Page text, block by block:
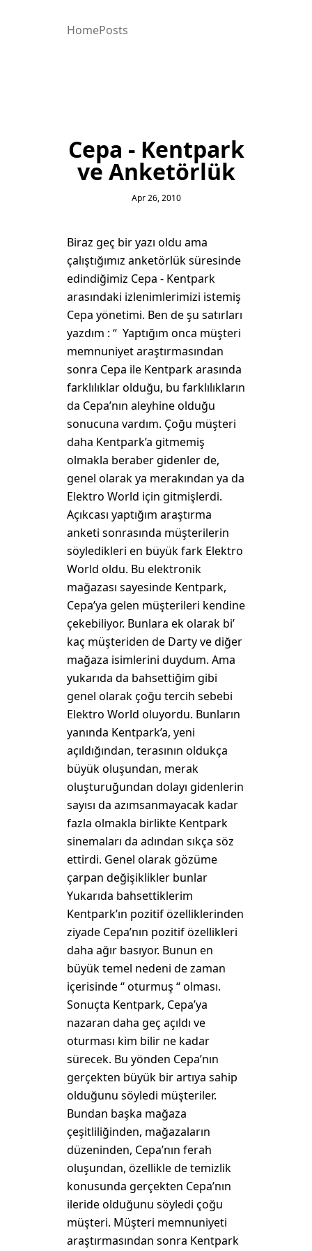
HomePosts
Cepa - Kentpark
ve Anketörlük
Apr 26, 2010
Biraz geç bir yazı oldu ama
çalıştığımız anketörlük süresinde
edindiğimiz Cepa - Kentpark
arasındaki izlenimlerimizi istemiş
Cepa yönetimi. Ben de şu satırları
yazdım : “ Yaptığım onca müşteri
memnuniyet araştırmasından
sonra Cepa ile Kentpark arasında
farklılıklar olduğu, bu farklılıkların
da Cepa’nın aleyhine olduğu
sonucuna vardım. Çoğu müşteri
daha Kentpark’a gitmemiş
olmakla beraber gidenler de,
genel olarak ya merakından ya da
Elektro World için gitmişlerdi.
Açıkcası yaptığım araştırma
anketi sonrasında müşterilerin
söyledikleri en büyük fark Elektro
World oldu. Bu elektronik
mağazası sayesinde Kentpark,
Cepa’ya gelen müşterileri kendine
çekebiliyor. Bunlara ek olarak bi’
kaç müşteriden de Darty ve diğer
mağaza isimlerini duydum. Ama
yukarıda da bahsettiğim gibi
genel olarak çoğu tercih sebebi
Elektro World oluyordu. Bunların
yanında Kentpark’a, yeni
açıldığından, terasının oldukça
büyük oluşundan, merak
oluşturuğundan dolayı gidenlerin
sayısı da azımsanmayacak kadar
fazla olmakla birlikte Kentpark
sinemaları da adından sıkça söz
ettirdi. Genel olarak gözüme
çarpan değişiklikler bunlar
Yukarıda bahsettiklerim
Kentpark’ın pozitif özelliklerinden
ziyade Cepa’nın pozitif özellikleri
daha ağır basıyor. Bunun en
büyük temel nedeni de zaman
içerisinde “ oturmuş “ olması.
Sonuçta Kentpark, Cepa’ya
nazaran daha geç açıldı ve
oturması kim bilir ne kadar
sürecek. Bu yönden Cepa’nın
gerçekten büyük bir artıya sahip
olduğunu söyledi müşteriler.
Bundan başka mağaza
çeşitliliğinden, mağazaların
düzeninden, Cepa’nın ferah
oluşundan, özellikle de temizlik
konusunda gerçekten Cepa’nın
ileride olduğunu söyledi çoğu
müşteri. Müşteri memnuniyeti
araştırmasından sonra Kentpark